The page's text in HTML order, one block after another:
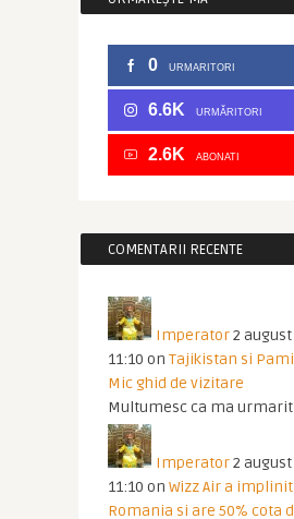
0 URMARITORI
6.6K URMĂRITORI
2.6K ABONATI
COMENTARII RECENTE
Imperator2 august
11:10 on Tajikistan si
Mic ghid de vizitare
Multumesc ca ma
Imperator2 august
11:10 on Wizz Air a
Romania si are 50% cota